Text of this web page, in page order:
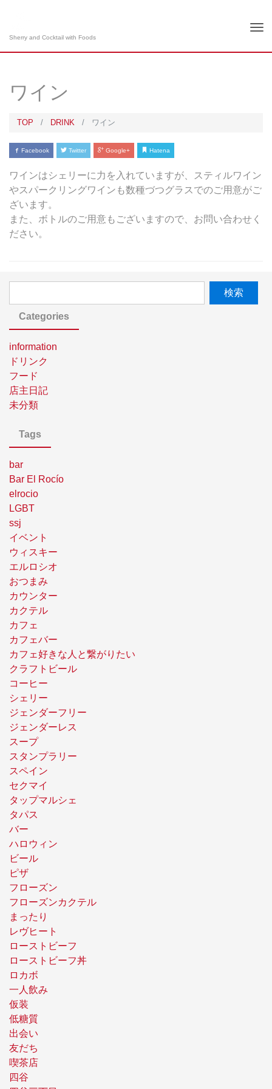
Sherry and Cocktail with Foods
ワイン
TOP DRINK ワイン
Facebook Twitter Google+ Hatena
ワインはシェリーに力を入れていますが、スティルワイン
やスパークリングワインも数種づつグラスでのご用意がご
ざいます。
また、ボトルのご用意もございますので、お問い合わせく
ださい。
Categories
information
ドリンク
フード
店主日記
未分類
Tags
bar
Bar El Rocío
elrocio
LGBT
ssj
イベント
ウィスキー
エルロシオ
おつまみ
カウンター
カクテル
カフェ
カフェバー
カフェ好きな人と繋がりたい
クラフトビール
コーヒー
シェリー
ジェンダーフリー
ジェンダーレス
スープ
スタンプラリー
スペイン
セクマイ
タップマルシェ
タパス
バー
ハロウィン
ビール
ピザ
フローズン
フローズンカクテル
まったり
レヴヒート
ローストビーフ
ローストビーフ丼
ロカボ
一人飲み
仮装
低糖質
出会い
友だち
喫茶店
四谷